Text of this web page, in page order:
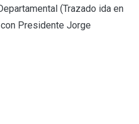
(Trazado ida en
Presidente Jorge